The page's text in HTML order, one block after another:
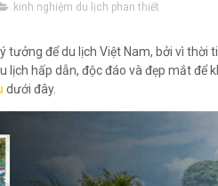
kinh nghiệm du lịch phan thiết
tưởng để du lịch Việt Nam, bởi vì
lịch hấp dẫn, độc đáo và đẹp mắt
dưới đây.